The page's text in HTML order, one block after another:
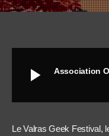
play_arrow Association
Le Valras Geek Festival,